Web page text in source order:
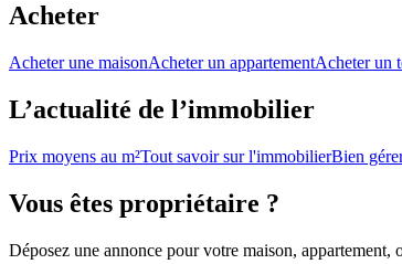
Acheter
Acheter une maisonAcheter un appartementAcheter un
L’actualité de l’immobilier
Prix moyens au m²Tout savoir sur l'immobilierBien
Vous êtes propriétaire ?
Déposez une annonce pour votre maison, appartement,